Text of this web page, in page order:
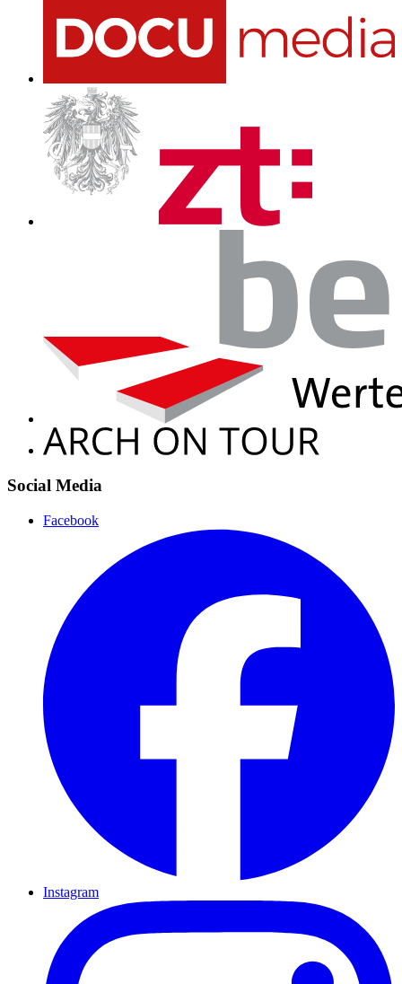
Social Media
Facebook
Instagram